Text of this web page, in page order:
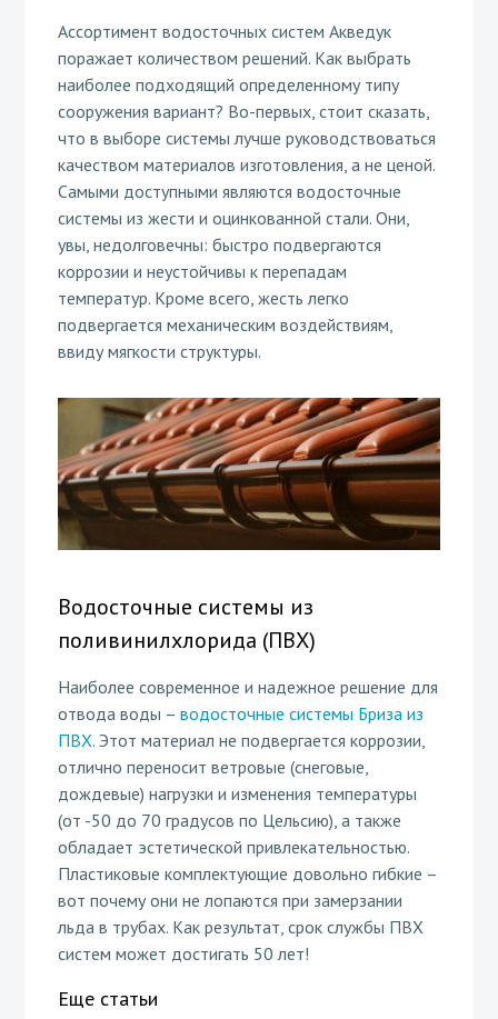
Ассортимент водосточных систем Акведук
поражает количеством решений. Как выбрать
наиболее подходящий определенному типу
сооружения вариант? Во-первых, стоит сказать,
что в выборе системы лучше руководствоваться
качеством материалов изготовления, а не ценой.
Самыми доступными являются водосточные
системы из жести и оцинкованной стали. Они,
увы, недолговечны: быстро подвергаются
коррозии и неустойчивы к перепадам
температур. Кроме всего, жесть легко
подвергается механическим воздействиям,
ввиду мягкости структуры.
Водосточные системы из
поливинилхлорида (ПВХ)
Наиболее современное и надежное решение для
отвода воды – водосточные системы Бриза из
ПВХ. Этот материал не подвергается коррозии,
отлично переносит ветровые (снеговые,
дождевые) нагрузки и изменения температуры
(от -50 до 70 градусов по Цельсию), а также
обладает эстетической привлекательностью.
Пластиковые комплектующие довольно гибкие –
вот почему они не лопаются при замерзании
льда в трубах. Как результат, срок службы ПВХ
систем может достигать 50 лет!
Еще статьи